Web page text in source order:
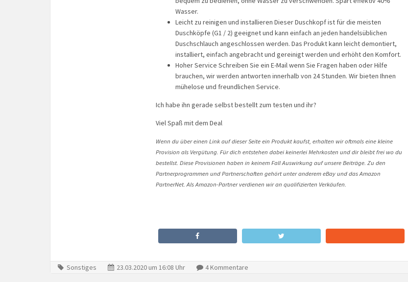
Wasser.
Leicht zu reinigen und installieren Dieser Duschkopf ist für die meisten
Duschköpfe (G1 / 2) geeignet und kann einfach an jeden handelsüblichen
Duschschlauch angeschlossen werden. Das Produkt kann leicht demontiert,
installiert, einfach angebracht und gereinigt werden und erhöht den Komfort.
Hoher Service Schreiben Sie ein E-Mail wenn Sie Fragen haben oder Hilfe
brauchen, wir werden antworten innerhalb von 24 Stunden. Wir bieten Ihnen
mühelose und freundlichen Service.
Ich habe ihn gerade selbst bestellt zum testen und ihr?
Viel Spaß mit dem Deal
Wenn du über einen Link auf dieser Seite ein Produkt kaufst, erhalten wir oftmals eine kleine
Provision als Vergütung. Für dich entstehen dabei keinerlei Mehrkosten und dir bleibt frei wo du
bestellst. Diese Provisionen haben in keinem Fall Auswirkung auf unsere Beiträge. Zu den
Partnerprogrammen und Partnerschaften gehört unter anderem eBay und das Amazon
PartnerNet. Als Amazon-Partner verdienen wir an qualifizierten Verkäufen.
Sonstiges 23.03.2020 um 16:08 Uhr 4 Kommentare